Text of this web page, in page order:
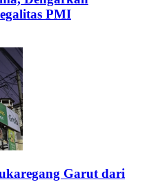
PMI
Garut dari